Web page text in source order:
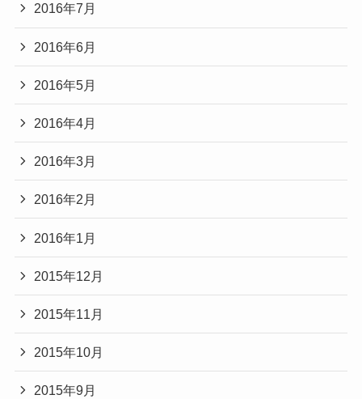
2016年7月
2016年6月
2016年5月
2016年4月
2016年3月
2016年2月
2016年1月
2015年12月
2015年11月
2015年10月
2015年9月